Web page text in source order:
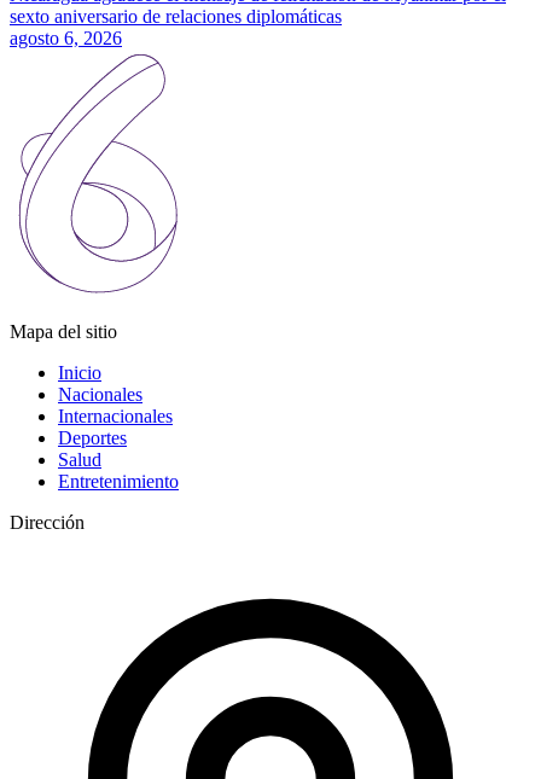
sexto aniversario de relaciones diplomáticas
agosto 6, 2026
Mapa del sitio
Inicio
Nacionales
Internacionales
Deportes
Salud
Entretenimiento
Dirección